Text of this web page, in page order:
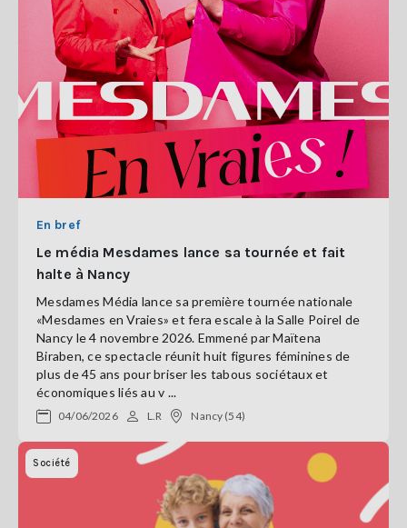
En bref
Le média Mesdames lance sa tournée et fait
halte à Nancy
Mesdames Média lance sa première tournée nationale
«Mesdames en Vraies» et fera escale à la Salle Poirel de
Nancy le 4 novembre 2026. Emmené par Maïtena
Biraben, ce spectacle réunit huit figures féminines de
plus de 45 ans pour briser les tabous sociétaux et
économiques liés au v ...
04/06/2026 L.R Nancy (54)
Société